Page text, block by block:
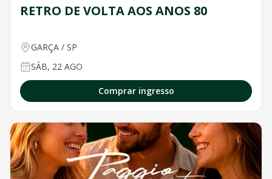
RETRO DE VOLTA AOS ANOS 80
GARÇA / SP
SÁB, 22 AGO
Comprar ingresso